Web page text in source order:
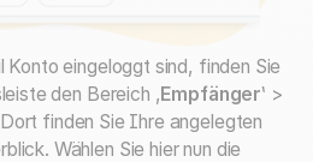
Konto eingeloggt sind, finden Sie
den Bereich ,Empfänger‛ >
Dort finden Sie Ihre angelegten
Wählen Sie hier nun die